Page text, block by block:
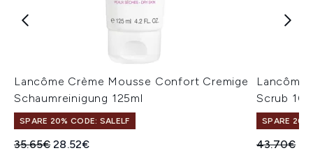
Lancôme Crème Mousse Confort Cremige
Schaumreinigung 125ml
SPARE 20% CODE: SALELF
Unverbindliche Preisempfehlung:
35.65€Aktueller Preis:
28.52€
Lancôme
Scrub
SPARE 20%
43.70€